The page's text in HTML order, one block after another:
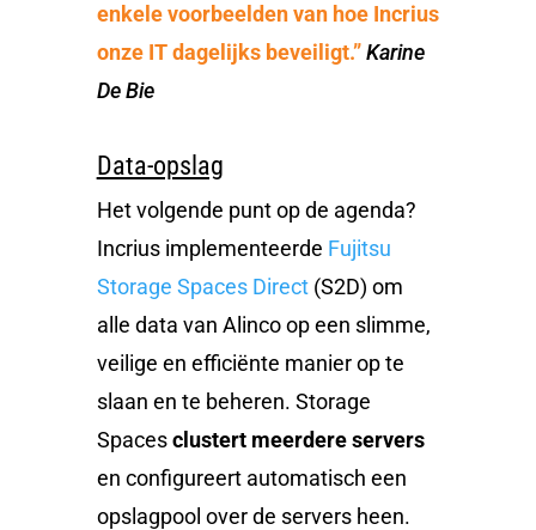
enkele voorbeelden van hoe Incrius
onze IT dagelijks beveiligt.” Karine
De Bie
Data-opslag
Het volgende punt op de agenda?
Incrius implementeerde Fujitsu
Storage Spaces Direct(S2D) om
alle data van Alinco op een slimme,
veilige en efficiënte manier op te
slaan en te beheren. Storage
Spacesclustert meerdere servers
en configureert automatisch een
opslagpool over de servers heen.